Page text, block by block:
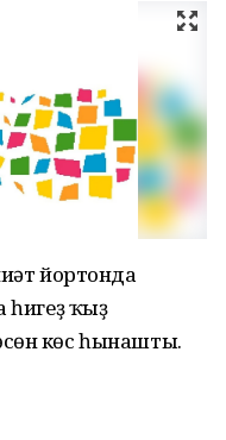
йортонда
һигеҙ ҡыҙ
көс һынашты.